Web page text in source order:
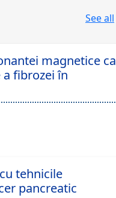
See all
magnetice ca
fibrozei în
tehnicile
pancreatic